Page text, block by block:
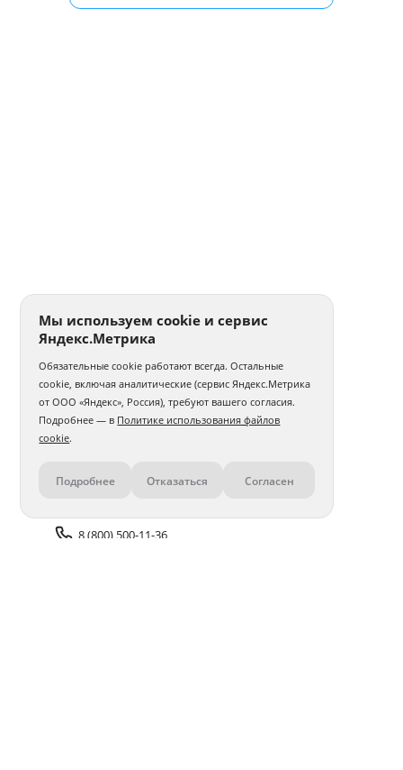
Контакты
8 (800) 500-11-36
Мы используем cookie и сервис
Яндекс.Метрика
Обязательные cookie работают всегда. Остальные
cookie, включая аналитические (сервис Яндекс.Метрика
от ООО «Яндекс», Россия), требуют вашего согласия.
Подробнее — в Политике использования файлов
cookie.
Подробнее Отказаться Согласен